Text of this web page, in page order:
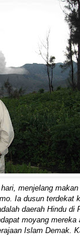
menjelang makan
Ia dusun terdekat
daerah Hindu di
moyang mereka
Islam Demak.